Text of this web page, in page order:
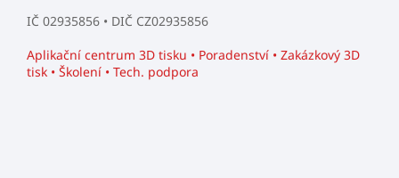
IČ 02935856 • DIČ CZ02935856
Aplikační centrum 3D tisku • Poradenství • Zakázkový 3D
tisk • Školení • Tech. podpora